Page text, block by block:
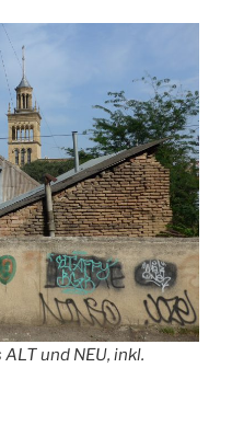
und NEU, inkl.